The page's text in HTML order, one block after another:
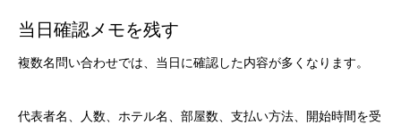
当日確認メモを残す
複数名問い合わせでは、当日に確認した内容が多くなります。
代表者名、人数、ホテル名、部屋数、支払い方法、開始時間を受